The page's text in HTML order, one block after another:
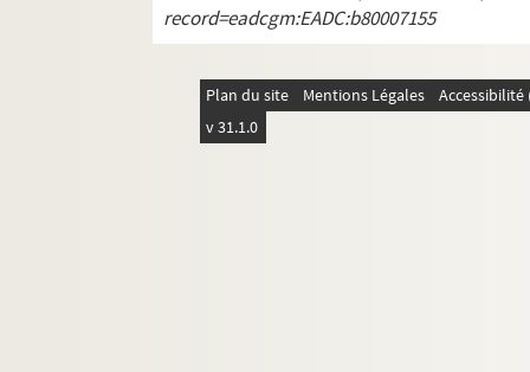
record=eadcgm:EADC:b80007155
Plan du site Mentions Légales
v 31.1.0